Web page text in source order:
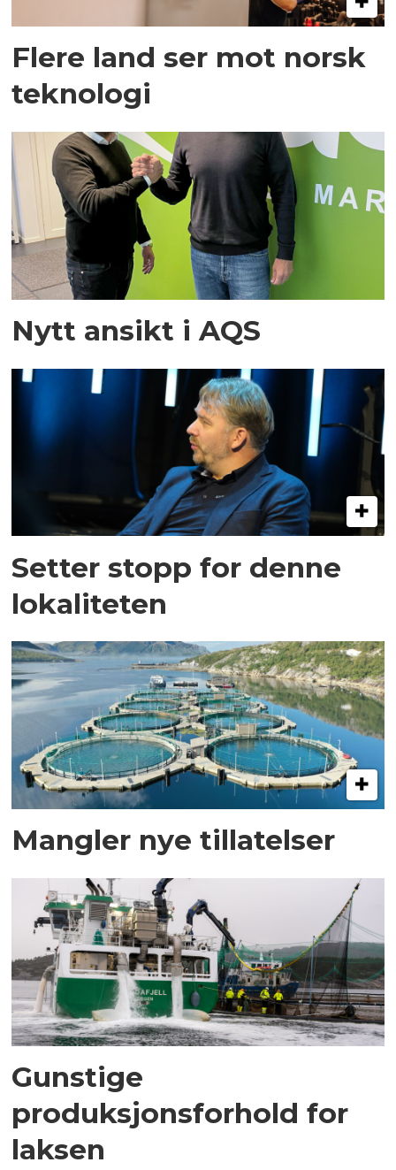
Flere land ser mot norsk
teknologi
Nytt ansikt i AQS
Setter stopp for denne
lokaliteten
Mangler nye tillatelser
Gunstige
produksjonsforhold for
laksen